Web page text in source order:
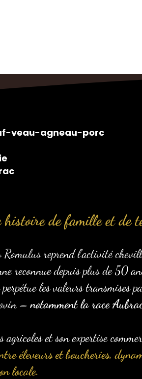
veau-agneau-porc
histoire de famille et de
reprend l’activité
reconnue depuis plus de 50
les valeurs transmises
–notamment la race
et son expertise
éleveurs et boucheries,
locale.